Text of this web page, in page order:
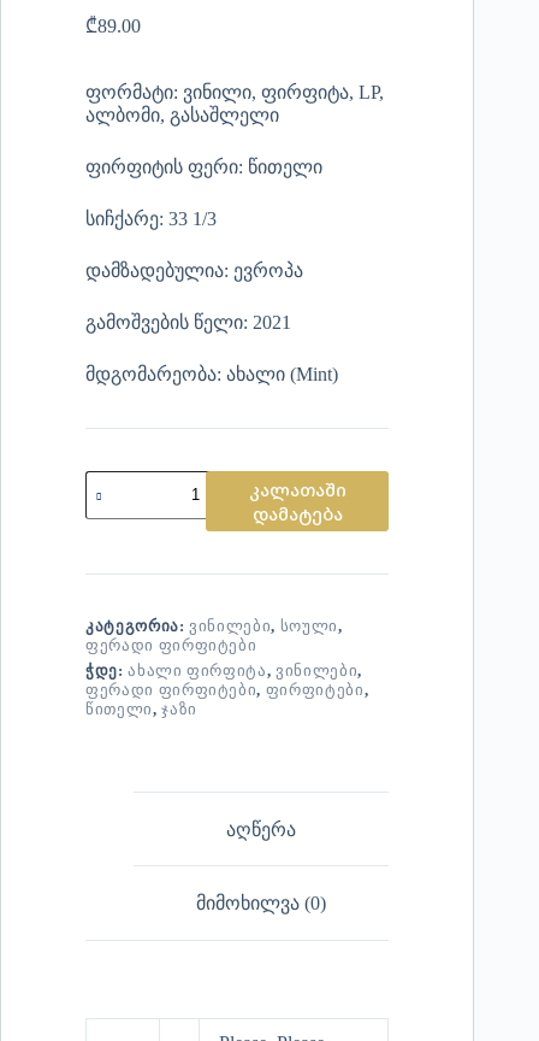
₾89.00
ფორმატი: ვინილი, ფირფიტა, LP,
ალბომი, გასაშლელი
ფირფიტის ფერი: წითელი
სიჩქარე: 33 1/3
დამზადებულია: ევროპა
გამოშვების წელი: 2021
მდგომარეობა: ახალი (Mint)
კალათაში
დამატება
ᲙᲐᲢᲔᲒᲝᲠᲘᲐ: ᲕᲘᲜᲘᲚᲔᲑᲘ, ᲡᲝᲣᲚᲘ,
ᲤᲔᲠᲐᲓᲘ ᲤᲘᲠᲤᲘᲢᲔᲑᲘ
ᲭᲓᲔ:ᲐᲮᲐᲚᲘ ᲤᲘᲠᲤᲘᲢᲐ, ᲕᲘᲜᲘᲚᲔᲑᲘ,
ᲤᲔᲠᲐᲓᲘ ᲤᲘᲠᲤᲘᲢᲔᲑᲘ, ᲤᲘᲠᲤᲘᲢᲔᲑᲘ,
ᲬᲘᲗᲔᲚᲘ,ᲯᲐᲖᲘ
აღწერა
მიმოხილვა (0)